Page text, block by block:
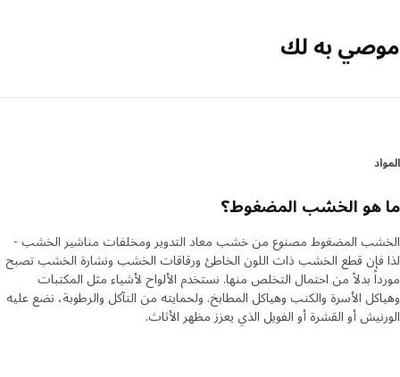
به لك
هو الخشب المضغوط؟
المضغوط مصنوع من خشب معاد التدوير ومخلفات مناشير الخشب -
فإن قطع الخشب ذات اللون الخاطئ ورقاقات الخشب ونشارة الخشب تصبح
بدلاً من احتمال التخلص منها. نستخدم الألواح لأشياء مثل المكتبات
الأسرة والكنب وهياكل المطابخ. ولحمايته من التآكل والرطوبة، نضع عليه
أو القشرة أو الفويل الذي يعزز مظهر الأثاث.